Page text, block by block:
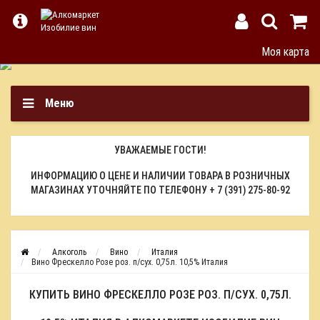
Моя карта
Меню
УВАЖАЕМЫЕ ГОСТИ!
ИНФОРМАЦИЮ О ЦЕНЕ И НАЛИЧИИ ТОВАРА В РОЗНИЧНЫХ
МАГАЗИНАХ УТОЧНЯЙТЕ ПО ТЕЛЕФОНУ + 7 (391) 275-80-92
Алкоголь Вино
Италия
Вино Фрескелло Розе роз. п/сух. 0,75л. 10,5% Италия
КУПИТЬ ВИНО ФРЕСКЕЛЛО РОЗЕ РОЗ. П/СУХ. 0,75Л.